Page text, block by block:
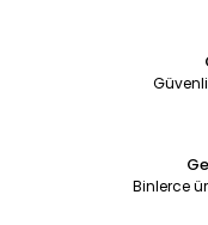
Binlerce